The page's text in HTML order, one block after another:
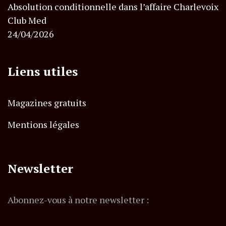
Absolution conditionnelle dans l’affaire Charlevoix
Club Med
24/04/2026
Liens utiles
Magazines gratuits
Mentions légales
Newsletter
Abonnez-vous à notre newsletter :